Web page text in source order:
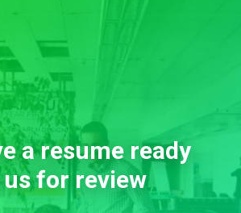
a resume ready
for review